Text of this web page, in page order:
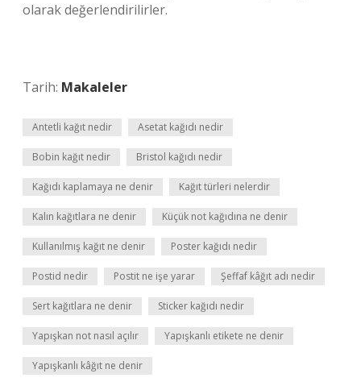
olarak değerlendirilirler.
Tarih: Makaleler
Antetli kağıt nedir Asetat kağıdı nedir
Bobin kağıt nedir Bristol kağıdı nedir
Kağıdı kaplamaya ne denir Kağıt türleri nelerdir
Kalın kağıtlara ne denir Küçük not kağıdına ne denir
Kullanılmış kağıt ne denir Poster kağıdı nedir
Postid nedir Postit ne işe yarar Şeffaf kâğıt adı nedir
Sert kağıtlara ne denir Sticker kağıdı nedir
Yapışkan not nasıl açılır Yapışkanlı etikete ne denir
Yapışkanlı kâğıt ne denir